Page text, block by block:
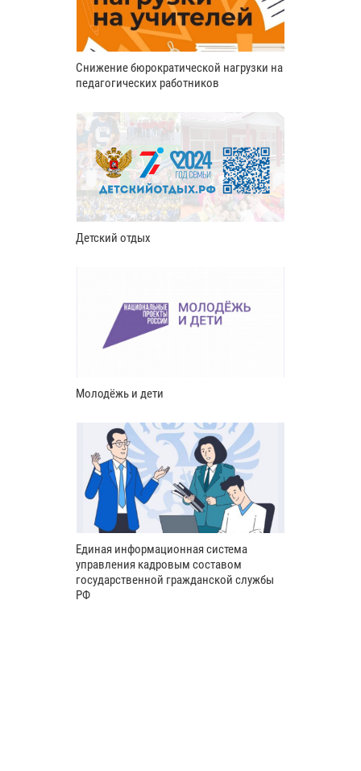
Снижение бюрократической нагрузки на
педагогических работников
Детский отдых
Молодёжь и дети
Единая информационная система
управления кадровым составом
государственной гражданской службы
РФ